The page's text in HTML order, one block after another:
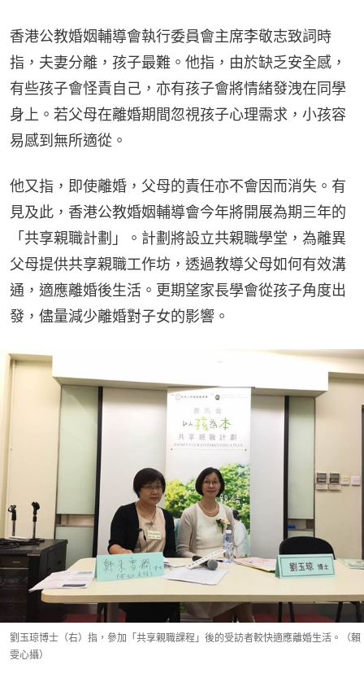
香港公教婚姻輔導會執行委員會主席李敬志致詞時
指，夫妻分離，孩子最難。他指，由於缺乏安全感，
有些孩子會怪責自己，亦有孩子會將情緒發洩在同學
身上。若父母在離婚期間忽視孩子心理需求，小孩容
易感到無所適從。
他又指，即使離婚，父母的責任亦不會因而消失。有
見及此，香港公教婚姻輔導會今年將開展為期三年的
「共享親職計劃」。計劃將設立共親職學堂，為離異
父母提供共享親職工作坊，透過教導父母如何有效溝
通，適應離婚後生活。更期望家長學會從孩子角度出
發，儘量減少離婚對子女的影響。
劉玉琼博士（右）指，參加「共享親職課程」後的受訪者較快適應離婚生活。（賴
雯心攝）